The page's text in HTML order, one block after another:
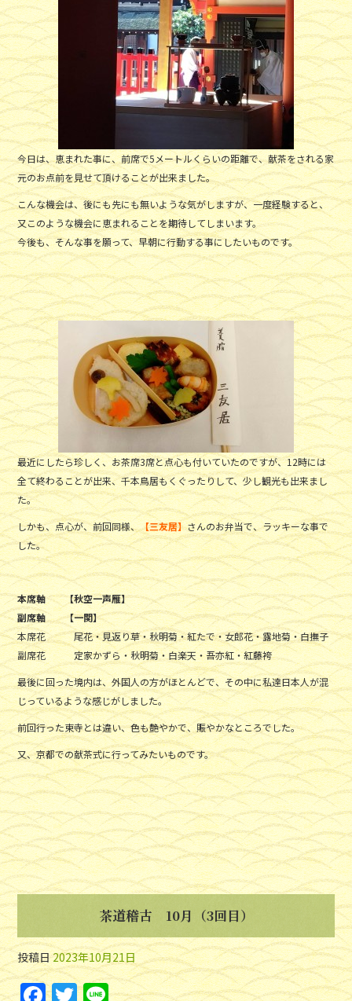
今日は、恵まれた事に、前席で5メートルくらいの距離で、献茶をされる家
元のお点前を見せて頂けることが出来ました。
こんな機会は、後にも先にも無いような気がしますが、一度経験すると、
又このような機会に恵まれることを期待してしまいます。
今後も、そんな事を願って、早朝に行動する事にしたいものです。
最近にしたら珍しく、お茶席3席と点心も付いていたのですが、12時には
全て終わることが出来、千本鳥居もくぐったりして、少し観光も出来まし
た。
しかも、点心が、前回同様、【三友居】さんのお弁当で、ラッキーな事で
した。
本席軸 【秋空一声雁】
副席軸 【一関】
本席花 尾花・見返り草・秋明菊・紅たで・女郎花・露地菊・白撫子
副席花 定家かずら・秋明菊・白楽天・吾亦紅・紅藤袴
最後に回った境内は、外国人の方がほとんどで、その中に私達日本人が混
じっているような感じがしました。
前回行った東寺とは違い、色も艶やかで、賑やかなところでした。
又、京都での献茶式に行ってみたいものです。
茶道稽古 10月（3回目）
投稿日2023年10月21日